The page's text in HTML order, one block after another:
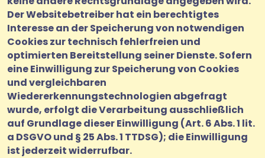
Der Websitebetreiber hat ein berechtigtes
Interesse an der Speicherung von notwendigen
Cookies zur technisch fehlerfreien und
optimierten Bereitstellung seiner Dienste. Sofern
eine Einwilligung zur Speicherung von Cookies
und vergleichbaren
Wiedererkennungstechnologien abgefragt
wurde, erfolgt die Verarbeitung ausschließlich
auf Grundlage dieser Einwilligung (Art. 6 Abs. 1 lit.
a DSGVO und § 25 Abs. 1 TTDSG); die Einwilligung
ist jederzeit widerrufbar.